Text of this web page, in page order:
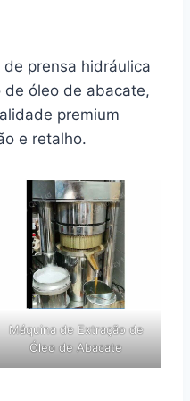
prensa hidráulica
de óleo de abacate,
premium
e retalho.
Máquina de Extração de
Óleo de Abacate